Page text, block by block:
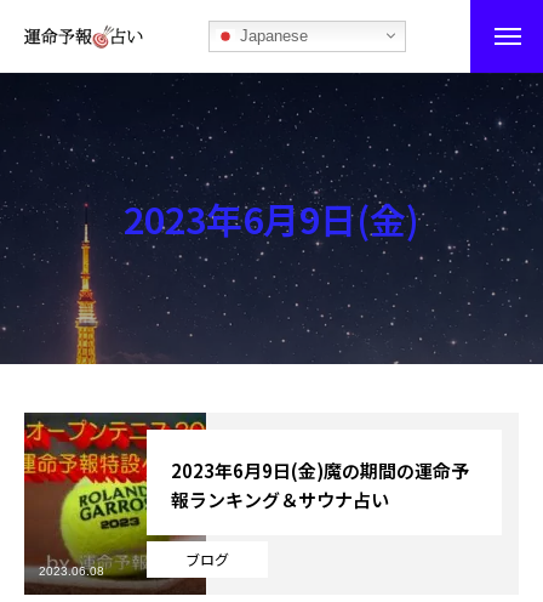
Japanese
運命予報占い
運命予報占いとは
あなたの所属部屋を探そう！
最恐の相性占い
秘伝公開！吉凶カレンダー
記事カテゴリー
ブログ
お知らせ
芸能界
2023年6月9日(金)
ブログ
2023年6月9日(金)魔の期間の運命予
報ランキング＆サウナ占い
2023.06.08